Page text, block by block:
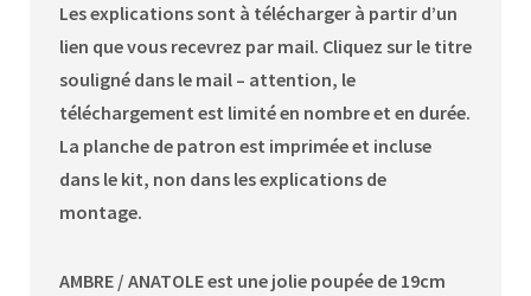
Les explications sont à télécharger à partir d’un
lien que vous recevrez par mail. Cliquez sur le titre
souligné dans le mail – attention, le
téléchargement est limité en nombre et en durée.
La planche de patron est imprimée et incluse
dans le kit, non dans les explications de
montage.
AMBRE / ANATOLE est une jolie poupée de 19cm